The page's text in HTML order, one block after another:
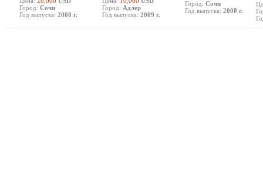
Город: Сочи
Год выпуска: 2008 г.
Город: Адлер
Год выпуска: 2009 г.
Город: Сочи
Год выпуска: 2008 г.